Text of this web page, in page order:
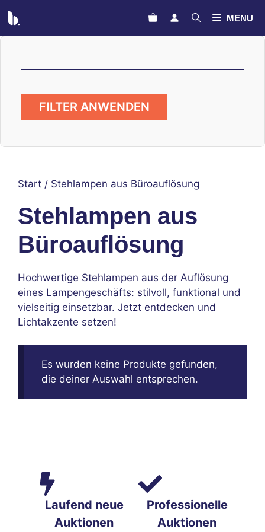
Inhalt
springen
MENU
Start / Stehlampen aus Büroauflösung
Stehlampen aus
Büroauflösung
Hochwertige Stehlampen aus der Auflösung
eines Lampengeschäfts: stilvoll, funktional und
vielseitig einsetzbar. Jetzt entdecken und
Lichtakzente setzen!
Es wurden keine Produkte gefunden,
die deiner Auswahl entsprechen.
FILTER ANWENDEN
Laufend neue
Auktionen
Professionelle
Auktionen